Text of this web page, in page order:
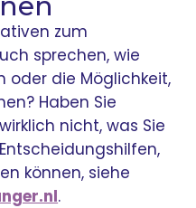
zum
sprechen, wie
oder die Möglichkeit,
Haben Sie
nicht, was Sie
können, siehe
.